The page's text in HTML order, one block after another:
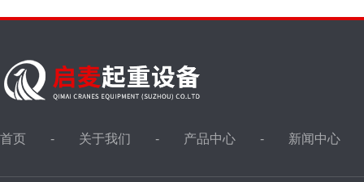
首页 关于我们 产品中心 新闻中心